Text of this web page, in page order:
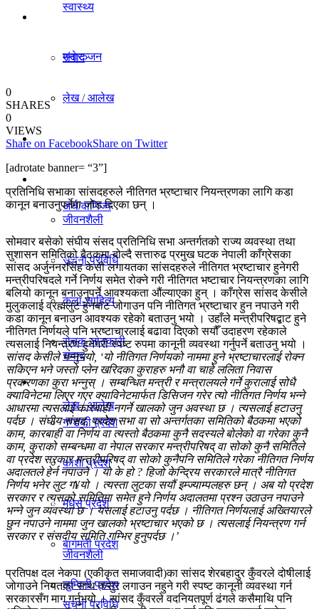
संवाद
लेख / आलेख
खेलकुद समाचार
जीवनशैली
सूचना प्रविधि
कला-साहित्य
रोचक जानकारी
प्रदेश
गण्डकी प्रदेश
काेशी प्रदेश
मधेस प्रदेश
बागमती प्रदेश
लुम्विनी प्रदेश
स्वास्थ्य
मनाेरञ्जन
राजनीति
अर्थ/वाणिज्य
धर्म/संस्कृति
विचार
संवाद
लेख / आलेख
खेलकुद समाचार
विविध
जीवनशैली
सूचना प्रविधि
0
SHARES
0
VIEWS
Share on FacebookShare on Twitter
[adrotate banner= “3”]
प्रतिनिधि सभाका सांसदहरुले नीतिगत भ्रष्टाचार नियन्त्रणका लागि कडा
कानून बनाउनुपर्नेमा जोड दिएका छन् ।
सोमवार बसेको संघीय संसद प्रतिनिधि सभा अन्तर्गतको राज्य व्यवस्था तथा
सुशासन समितिको बैठकमा बोल्दै सत्तारुढ प्रमुख घटक नेपाली काँग्रेसका
सांसद अर्जुननरसिंह केसी लगायतका सांसदहरुले नीतिगत भ्रष्टाचार हुनेगरी
मन्त्रीपरिषदले गर्ने निर्णय समेत रोक्ने गरी नीतिगत भष्टाचार नियन्त्रणका लागि
बलियो कानून बनाउनुपर्ने आवश्यकता औंल्याएका हुन् । काँग्रेस सांसद केसीले
मुलुकलाई व्रह्मलुट हुनबाट जोगाउन पनि नीतिगत भ्रष्टाचार हुन नपाउने गरी
कडा कानून बनाउन आवश्यक रहेको बताउनु भयो । उहाँले मन्त्रीपरिषद्बाट हुने
नीतिगत निर्णयले पनि भ्रष्टाचारलाई बढावा दिएको सयौँ उदाहरण रहेकाले
त्यसलाई नियन्त्रण हुनेगरी स्पष्ट रुपमा कानूनी व्यवस्था गर्नुपर्ने बताउनु भयो ।
सांसद केसीले भन्नुभयो, ‘यो नीतिगत निर्णयको नाममा हुने भ्रष्टाचारलाई रोक्न
सकिएन भने जस्तो प्लेन खरिदका कुराहरु भनौ वा चाहे ललिता निवास
प्रकरणका कुरा भन्नुस् । सम्बन्धित मन्त्री र मन्त्रालयले गर्ने कुरालाई सोधै
क्याविनेटमा लिएर गएर क्याविनेटमार्फत डिसिजन गरेर त्यो नीतिगत निर्णय भन्ने
आधारमा त्यसलाई कारबाही नगर्ने खालको जुन अवस्था छ । त्यसलाई हटाउनु
पर्दछ । संघीय संसद, प्रदेश सभा वा सो अन्तर्गतका समितिको बैठकमा भएको
काम, कारबाही वा निर्णय वा त्यस्तो बैठकमा कुनै सदस्यले बोलेको वा गरेका कुनै
काम, कुराको सम्बन्धमा वा नेपाल सरकार मन्त्रीपरिषद् वा सोको कुनै समितिले
वा प्रदेश सरकार मन्त्रीपरिषद् वा सोको कुनैपनि समितिले गरेका नीतिगत निर्णय
अदालतले हेर्न नपाउने । यो के हो ? हिजो केन्द्रिय सरकारले मात्रै नीतिगत
निर्णय भनेर लुट ग¥यो । त्यस्ता लुटका सयौं इम्ज्याम्पलहरु छन् । अब यो प्रदेश
सरकार र त्यसको समितिमा समेत हुने निर्णय अदालतमा प्रश्न उठाउन नपाउने
भन्ने जुन व्यवस्था छ । यसलाई हटाउनु पर्दछ । नीतिगत निर्णयलाई अख्तियारले
छुन नपाउने नाममा जुन खालको भ्रष्टाचार भएको छ । त्यसलाई नियन्त्रण गर्न
सरकार र संसदीय समिति गम्भिर हुनुपर्दछ ।’
प्रतिपक्ष दल नेकपा (एकीकृत समाजवादी)का सांसद शेरबहादुर कुँवरले दोषीलाई
जोगाउने नियतका साथ कसुर लगाउन नहुने गरी स्पष्ट कानूनी व्यवस्था गर्न
सरकारसँग माग गर्नुभयो । सांसद कुँवरले वदनियतपूर्ण ढंगले कसैमाथि पनि